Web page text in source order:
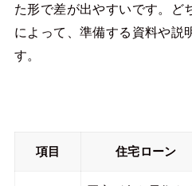
た形で差が出やすいです。ど
によって、準備する資料や説
す。
項目 住宅ローン